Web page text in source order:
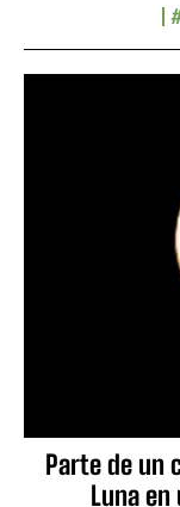
Parte de un
Luna